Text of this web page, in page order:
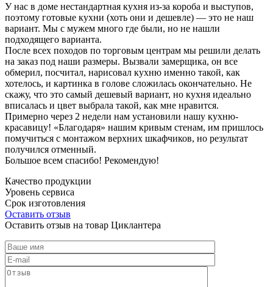
У нас в доме нестандартная кухня из-за короба и выступов,
поэтому готовые кухни (хоть они и дешевле) — это не наш
вариант. Мы с мужем много где были, но не нашли
подходящего варианта.
После всех походов по торговым центрам мы решили делать
на заказ под наши размеры. Вызвали замерщика, он все
обмерил, посчитал, нарисовал кухню именно такой, как
хотелось, и картинка в голове сложилась окончательно. Не
скажу, что это самый дешевый вариант, но кухня идеально
вписалась и цвет выбрала такой, как мне нравится.
Примерно через 2 недели нам установили нашу кухню-
красавицу! «Благодаря» нашим кривым стенам, им пришлось
помучиться с монтажом верхних шкафчиков, но результат
получился отменный.
Большое всем спасибо! Рекомендую!
Качество продукции
Уровень сервиса
Срок изготовления
Оставить отзыв
Оставить отзыв на товар Циклантера